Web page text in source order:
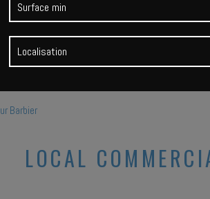
Localisation
Barbier
LOCAL